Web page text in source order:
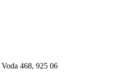
468, 925 06